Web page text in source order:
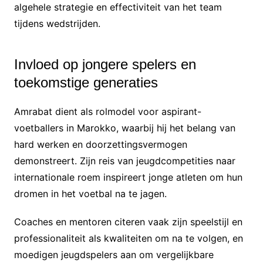
algehele strategie en effectiviteit van het team
tijdens wedstrijden.
Invloed op jongere spelers en
toekomstige generaties
Amrabat dient als rolmodel voor aspirant-
voetballers in Marokko, waarbij hij het belang van
hard werken en doorzettingsvermogen
demonstreert. Zijn reis van jeugdcompetities naar
internationale roem inspireert jonge atleten om hun
dromen in het voetbal na te jagen.
Coaches en mentoren citeren vaak zijn speelstijl en
professionaliteit als kwaliteiten om na te volgen, en
moedigen jeugdspelers aan om vergelijkbare